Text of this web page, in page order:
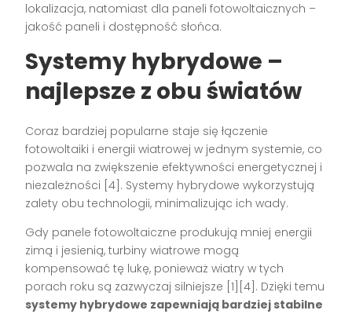
lokalizacja, natomiast dla paneli fotowoltaicznych –
jakość paneli i dostępność słońca.
Systemy hybrydowe –
najlepsze z obu światów
Coraz bardziej popularne staje się łączenie
fotowoltaiki i energii wiatrowej w jednym systemie, co
pozwala na zwiększenie efektywności energetycznej i
niezależności [4]. Systemy hybrydowe wykorzystują
zalety obu technologii, minimalizując ich wady.
Gdy panele fotowoltaiczne produkują mniej energii
zimą i jesienią, turbiny wiatrowe mogą
kompensować tę lukę, ponieważ wiatry w tych
porach roku są zazwyczaj silniejsze [1][4]. Dzięki temu
systemy hybrydowe zapewniają bardziej stabilne